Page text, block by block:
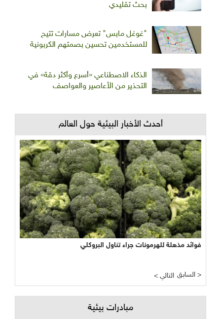
بحث تقليدي
"غوغل مابس" تعرض مسارات تتيح
للمستخدمين تحسين بصمتهم الكربونية
الذكاء الاصطناعي «أسرع وأكثر دقة» في
التحذير من الأعاصير والعواصف
أحدث الأخبار البيئية حول العالم
فوائد مذهلة للهرمونات جراء تناول البروكلي
< التالي السابق >
مبادرات بيئية